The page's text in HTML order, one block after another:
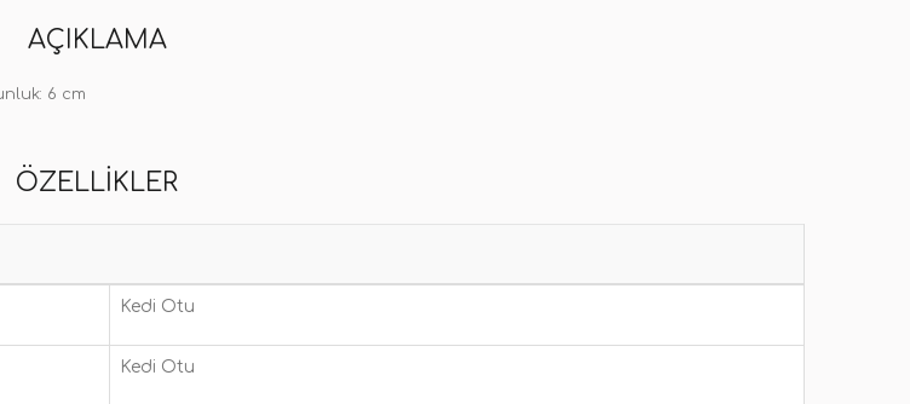
AÇIKLAMA
6 cm
ÖZELLIKLER
Kedi Otu
Kedi Otu